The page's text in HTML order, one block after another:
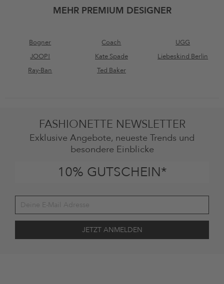
MEHR PREMIUM DESIGNER
Bogner Coach
UGG
JOOP!
Kate Spade
Liebeskind Berlin
Ray-Ban
Ted Baker
FASHIONETTE NEWSLETTER
Exklusive Angebote, neueste Trends und
besondere Einblicke
10% GUTSCHEIN*